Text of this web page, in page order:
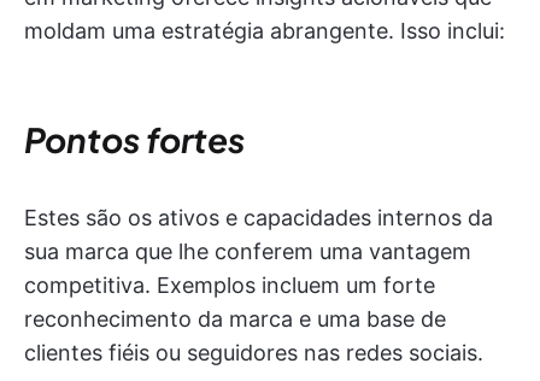
moldam uma estratégia abrangente. Isso inclui:
Pontos fortes
Estes são os ativos e capacidades internos da
sua marca que lhe conferem uma vantagem
competitiva. Exemplos incluem um forte
reconhecimento da marca e uma base de
clientes fiéis ou seguidores nas redes sociais.